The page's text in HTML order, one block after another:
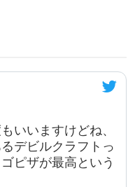
いいますけどね、
デビルクラフトっ
ピザが最高という